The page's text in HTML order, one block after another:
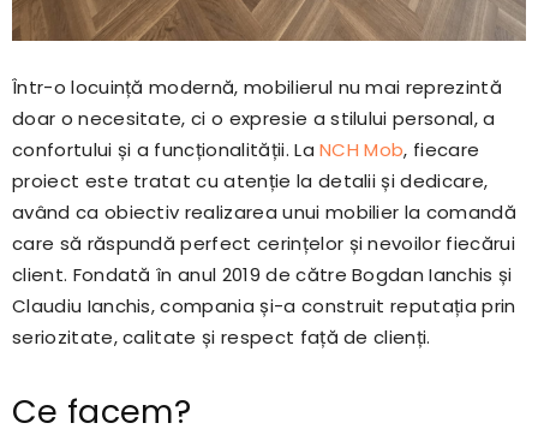
Într-o locuință modernă, mobilierul nu mai reprezintă
doar o necesitate, ci o expresie a stilului personal, a
confortului și a funcționalității. LaNCH Mob, fiecare
proiect este tratat cu atenție la detalii și dedicare,
având ca obiectiv realizarea unui mobilier la comandă
care să răspundă perfect cerințelor și nevoilor fiecărui
client. Fondată în anul 2019 de cătreBogdan Ianchis și
Claudiu Ianchis, compania și-a construit reputația prin
seriozitate, calitate și respect față de clienți.
Ce facem?